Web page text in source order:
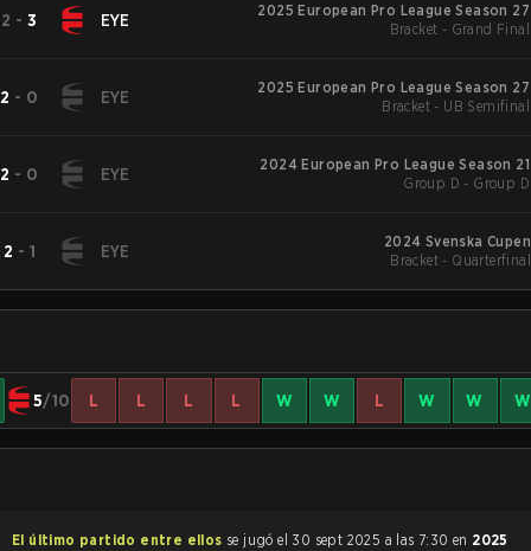
2 -3 EYE
2025 European Pro League Season 27
Bracket - Grand Final
2 - 0 EYE
2025 European Pro League Season 27
Bracket - UB Semifinal
2 - 0 EYE
2024 European Pro League Season 21
Group D - Group D
2 - 1 EYE
2024 Svenska Cupen
Bracket - Quarterfinal
5/10 L L L L W W L W W W
El último partido entre ellos se jugó el 30 sept 2025 a las 7:30 en 2025